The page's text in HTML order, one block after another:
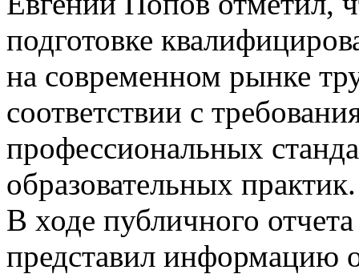
подготовке
на современном рынке
соответствии с
профессиональных
образовательных практик.
В ходе публичного
представил информацию